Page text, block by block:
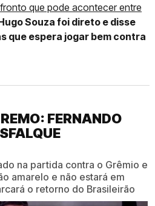
que pode acontecer entre
Souza foi direto e disse
que espera jogar bem contra
FERNANDO
na partida contra o Grêmio e
amarelo e não estará em
o retorno do Brasileirão